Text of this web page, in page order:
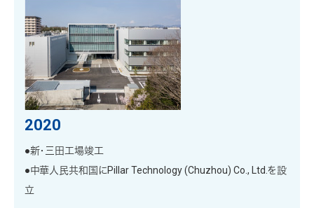
2020
●新・三田工場竣工
●中華人民共和国にPillar Technology (Chuzhou) Co., Ltd.を設
立